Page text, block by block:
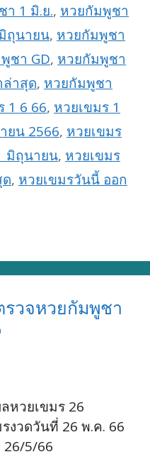
1 มิ.ย., หวยกัมพูชา
ถุนายน, หวยกัมพูชา
ชา GD, หวยกัมพูชา
าสุด, หวยกัมพูชา
1 6 66, หวยเขมร 1
ยน 2566, หวยเขมร
มิถุนายน, หวยเขมร
, หวยเขมรวันนี้ ออก
รวจหวยกัมพูชา
หวยเขมร 26
งวดวันที่ 26 พ.ค. 66
5/66